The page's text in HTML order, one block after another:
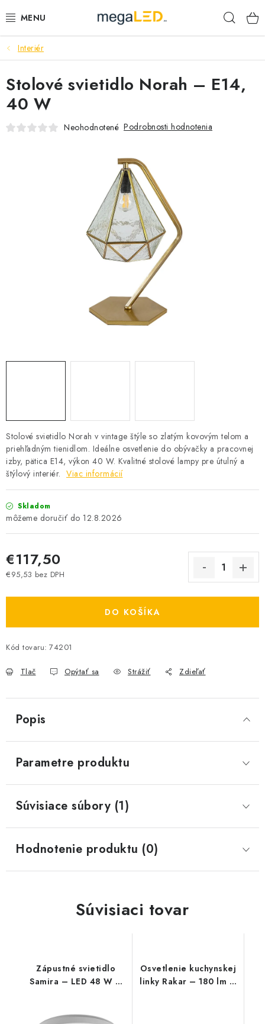
na
PRIEMYSEL
SVIETIDLÁ
ŽIAROVKY A TRUBICE
SAMSUNG SVIETIDLÁ
SEZÓNNE VÝPREDAJE POĽNOPOTREBY
OBCHODNÉ PODMIENKY
O NÁS - MEGALED & JANTON ZÁKAMENNÉ
Reklamácie a formulár na odstúpenie od zmluvy
Obchodné podmienky
Podmienky ochrany osobných údajov
O nás - MEGALED & JANTON Zákamenné
Zľavy pre profíkov
Interiér
Stolové svietidlo Norah v vintage štýle so zlatým kovovým telom a
priehľadným tienidlom. Ideálne osvetlenie do obývačky a pracovnej
izby, pätica E14, výkon 40 W. Kvalitné stolové lampy pre útulný a
štýlový interiér. Viac informácií
Skladom
12.8.2026
€117,50
€95,53 bez DPH
DO KOŠÍKA
Kód tovaru: 74201
Tlač Opýtať sa Strážiť Zdieľať
Stolové svietidlo Norah – E14,
40 W
Neohodnotené Podrobnosti hodnotenia
Popis
Parametre produktu
Súvisiace súbory (1)
Hodnotenie produktu (0)
Súvisiaci tovar
Zápustné svietidlo
Samira – LED 48 W –
Osvetlenie kuchynskej
linky Rakar – 180 lm –